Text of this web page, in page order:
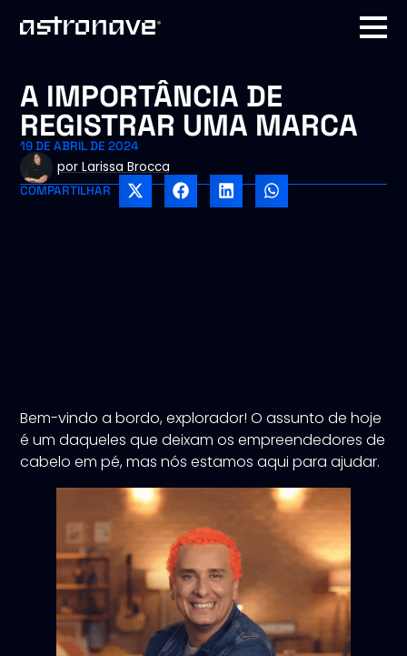
A IMPORTÂNCIA DE
REGISTRAR UMA MARCA
19 DE ABRIL DE 2024
porLarissa Brocca
COMPARTILHAR
Bem-vindo a bordo, explorador! O assunto de hoje
é um daqueles que deixam os empreendedores de
cabelo em pé, mas nós estamos aqui para ajudar.